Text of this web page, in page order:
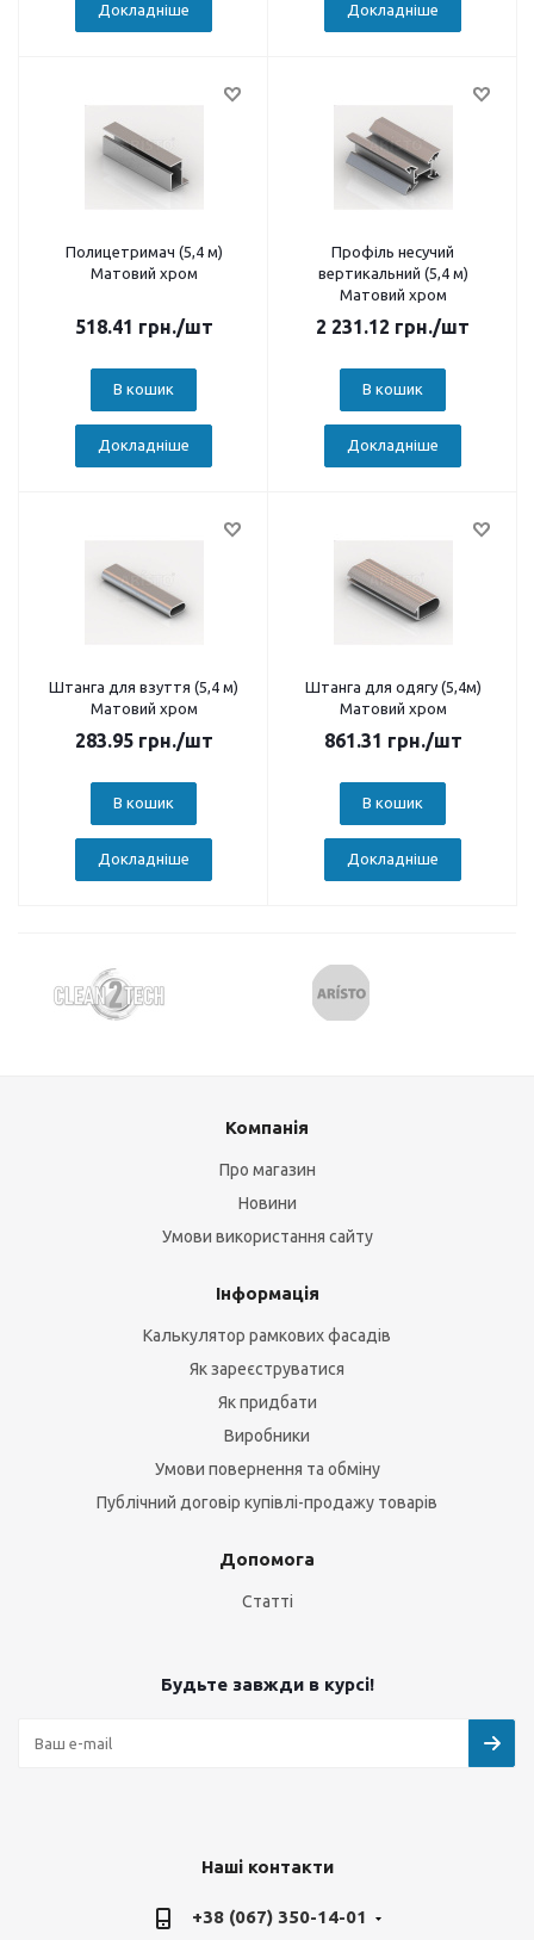
Докладніше Докладніше
Полицетримач (5,4 м)
Матовий хром
518.41 грн./шт
В кошик
Докладніше
Профіль несучий
вертикальний (5,4 м)
Матовий хром
2 231.12 грн./шт
В кошик
Докладніше
Штанга для взуття (5,4 м)
Матовий хром
283.95грн./шт
В кошик
Докладніше
Штанга для одягу (5,4м)
Матовий хром
861.31 грн./шт
В кошик
Докладніше
Компанія
Про магазин
Новини
Умови використання сайту
Інформація
Калькулятор рамкових фасадів
Як зареєструватися
Як придбати
Виробники
Умови повернення та обміну
Публічний договір купівлі-продажу товарів
Допомога
Статті
Будьте завжди в курсі!
Наші контакти
+38 (067) 350-14-01